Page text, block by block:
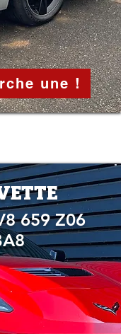
une !
659 Z06